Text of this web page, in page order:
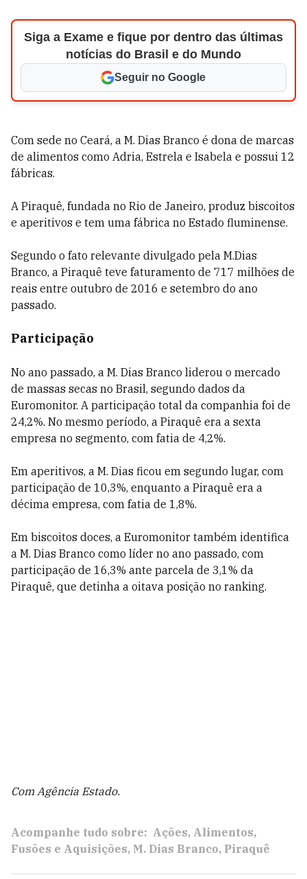
Siga a Exame e fique por dentro das últimas
notícias do Brasil e do Mundo
Seguir no Google
Com sede no Ceará, a M. Dias Branco é dona de marcas
de alimentos como Adria, Estrela e Isabela e possui 12
fábricas.
A Piraquê, fundada no Rio de Janeiro, produz biscoitos
e aperitivos e tem uma fábrica no Estado fluminense.
Segundo o fato relevante divulgado pela M.Dias
Branco, a Piraquê teve faturamento de 717 milhões de
reais entre outubro de 2016 e setembro do ano
passado.
Participação
No ano passado, a M. Dias Branco liderou o mercado
de massas secas no Brasil, segundo dados da
Euromonitor. A participação total da companhia foi de
24,2%. No mesmo período, a Piraquê era a sexta
empresa no segmento, com fatia de 4,2%.
Em aperitivos, a M. Dias ficou em segundo lugar, com
participação de 10,3%, enquanto a Piraquê era a
décima empresa, com fatia de 1,8%.
Em biscoitos doces, a Euromonitor também identifica
a M. Dias Branco como líder no ano passado, com
participação de 16,3% ante parcela de 3,1% da
Piraquê, que detinha a oitava posição no ranking.
Com Agência Estado.
Acompanhe tudo sobre: Ações Alimentos
Fusões e Aquisições M. Dias Branco Piraquê